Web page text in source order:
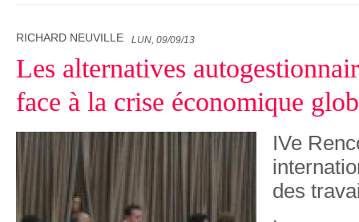
RICHARD NEUVILLE LUN, 09/09/13
Les alternatives
face à la crise économique
IVe
des